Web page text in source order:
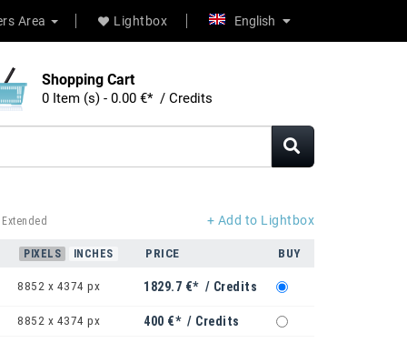
Area Lightbox English
Shopping Cart
0 Item (s) - 0.00 €* / Credits
+ Add to Lightbox
PIXELS INCHES PRICE BUY
8852 x 4374 px 1829.7 €* / Credits
8852 x 4374 px 400 €* / Credits